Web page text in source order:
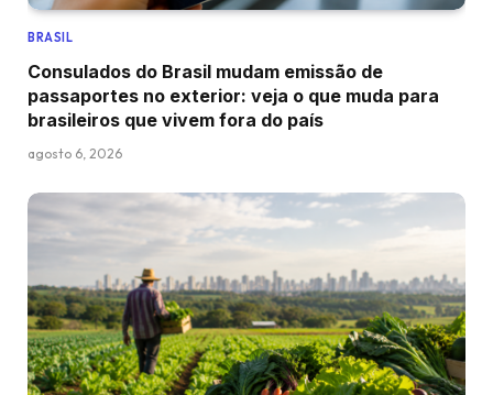
BRASIL
Consulados do Brasil mudam emissão de
passaportes no exterior: veja o que muda para
brasileiros que vivem fora do país
agosto 6, 2026